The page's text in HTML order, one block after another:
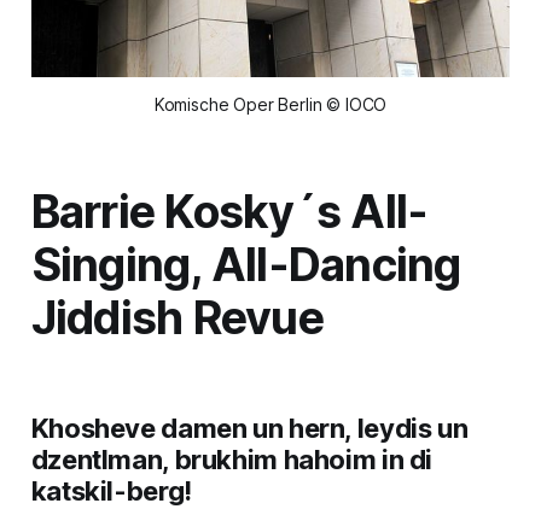
Komische Oper Berlin © IOCO
Barrie Kosky´s All-
Singing, All-Dancing
Jiddish Revue
Khosheve damen un hern, leydis un
dzentlman, brukhim hahoim in di
katskil-berg!